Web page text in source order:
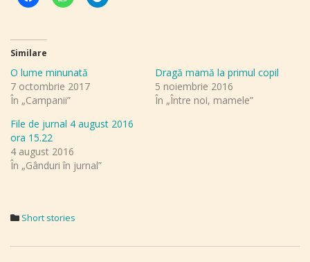
Similare
O lume minunată
7 octombrie 2017
În „Campanii”
Dragă mamă la primul copil
5 noiembrie 2016
În „Între noi, mamele”
File de jurnal 4 august 2016
ora 15.22
4 august 2016
În „Gânduri în jurnal”
Short stories